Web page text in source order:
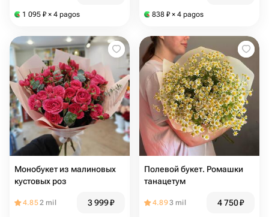
1 095 ₽ × 4 pagos 838 ₽ × 4 pagos
Монобукет из малиновых
кустовых роз
4.852 mil 3 999₽
Полевой букет. Ромашки
танацетум
4.893 mil 4 750₽